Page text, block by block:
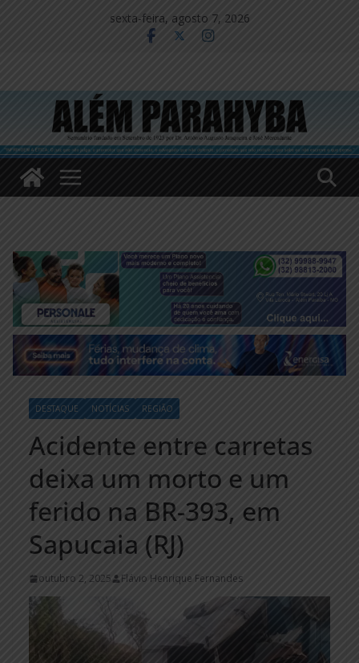
sexta-feira, agosto 7, 2026
DESTAQUE NOTÍCIAS REGIÃO
Acidente entre carretas
deixa um morto e um
ferido na BR-393, em
Sapucaia (RJ)
outubro 2, 2025 Flávio Henrique Fernandes